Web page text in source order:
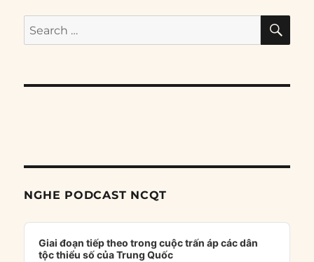
Search
for:
NGHE PODCAST NCQT
Audio
Player
Giai đoạn tiếp theo trong cuộc trấn áp các dân
tộc thiểu số của Trung Quốc